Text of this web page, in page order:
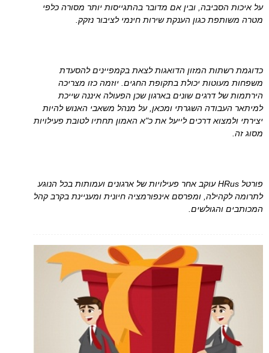
על איכות הסביבה, ובין אם מדובר בהתגייסות יותר מסורה כלפי
מטרה משותפת כגון הענקת שירות חינמי לציבור נזקק.
כדוגמת רשתות המזון הדואגות לצאת בקמפיינים להסעדת
משפחות מעוטות יכולת בתקופת החגים. יוזמה כזו מצריכה
הירתמות של דרגים שונים בארגון שכן הפעולה איננה שייכת
למיתאר העבודה השגרתי ומכאן, על מנהל משאבי האנוש להיות
יצירתי ולמצוא דרכים לייעל את כ"א האמון תחתיו לטובת פעילויות
מסוג זה.
פורטל HRus עוקב אחר פעילויות של ארגונים ועמותות בכל הנוגע
לתרומה לקהילה, ומפרסם אינפורמציה חיונית ומעניינת בקרב קהל
המכותבים והגולשים.